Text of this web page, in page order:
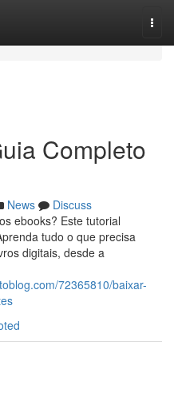
Completo
News
Discuss
ebooks? Este tutorial
tudo o que precisa
digitais, desde a
72365810/baixar-